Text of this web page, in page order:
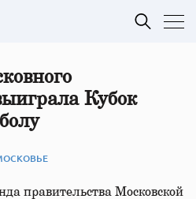
Кубок
правительства Московской